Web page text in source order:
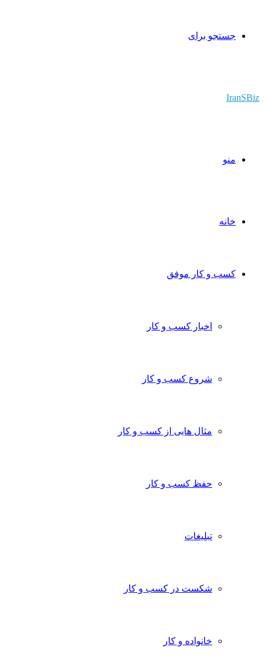
جستجو برای
IranSBiz
منو
خانه
کسب و کار موفق
اخبار کسب و کار
شروع کسب و کار
مثال هایی از کسب و کار
حفظ کسب و کار
تبلیغات
شکست در کسب و کار
خانواده و کار